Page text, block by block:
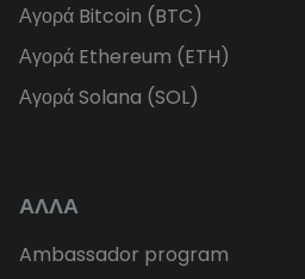
Αγορά Bitcoin (BTC)
Αγορά Ethereum (ETH)
Αγορά Solana (SOL)
ΑΛΛΑ
Ambassador program